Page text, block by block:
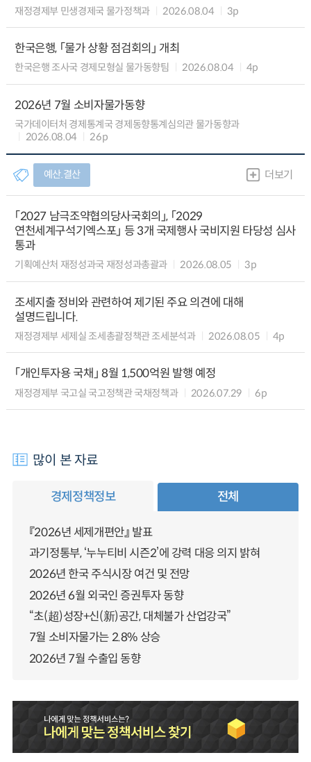
재정경제부 민생경제국 물가정책과 2026.08.04 3p
한국은행, 「물가 상황 점검회의」 개최
한국은행 조사국 경제모형실 물가동향팀 2026.08.04 4p
2026년 7월 소비자물가동향
국가데이터처 경제통계국 경제동향통계심의관 물가동향과
2026.08.04
26p
예산.결산 더보기
「2027 남극조약협의당사국회의」, 「2029
연천세계구석기엑스포」 등 3개 국제행사 국비지원 타당성 심사
통과
기획예산처 재정성과국 재정성과총괄과 2026.08.05 3p
조세지출 정비와 관련하여 제기된 주요 의견에 대해
설명드립니다.
재정경제부 세제실 조세총괄정책관 조세분석과 2026.08.05 4p
「개인투자용 국채」 8월 1,500억원 발행 예정
재정경제부 국고실 국고정책관 국채정책과 2026.07.29 6p
많이 본 자료
경제정책정보 전체
『2026년 세제개편안』 발표
과기정통부, ‘누누티비 시즌2’에 강력 대응 의지 밝혀
2026년 한국 주식시장 여건 및 전망
2026년 6월 외국인 증권투자 동향
“초(超)성장+신(新)공간, 대체불가 산업강국”
7월 소비자물가는 2.8% 상승
2026년 7월 수출입 동향